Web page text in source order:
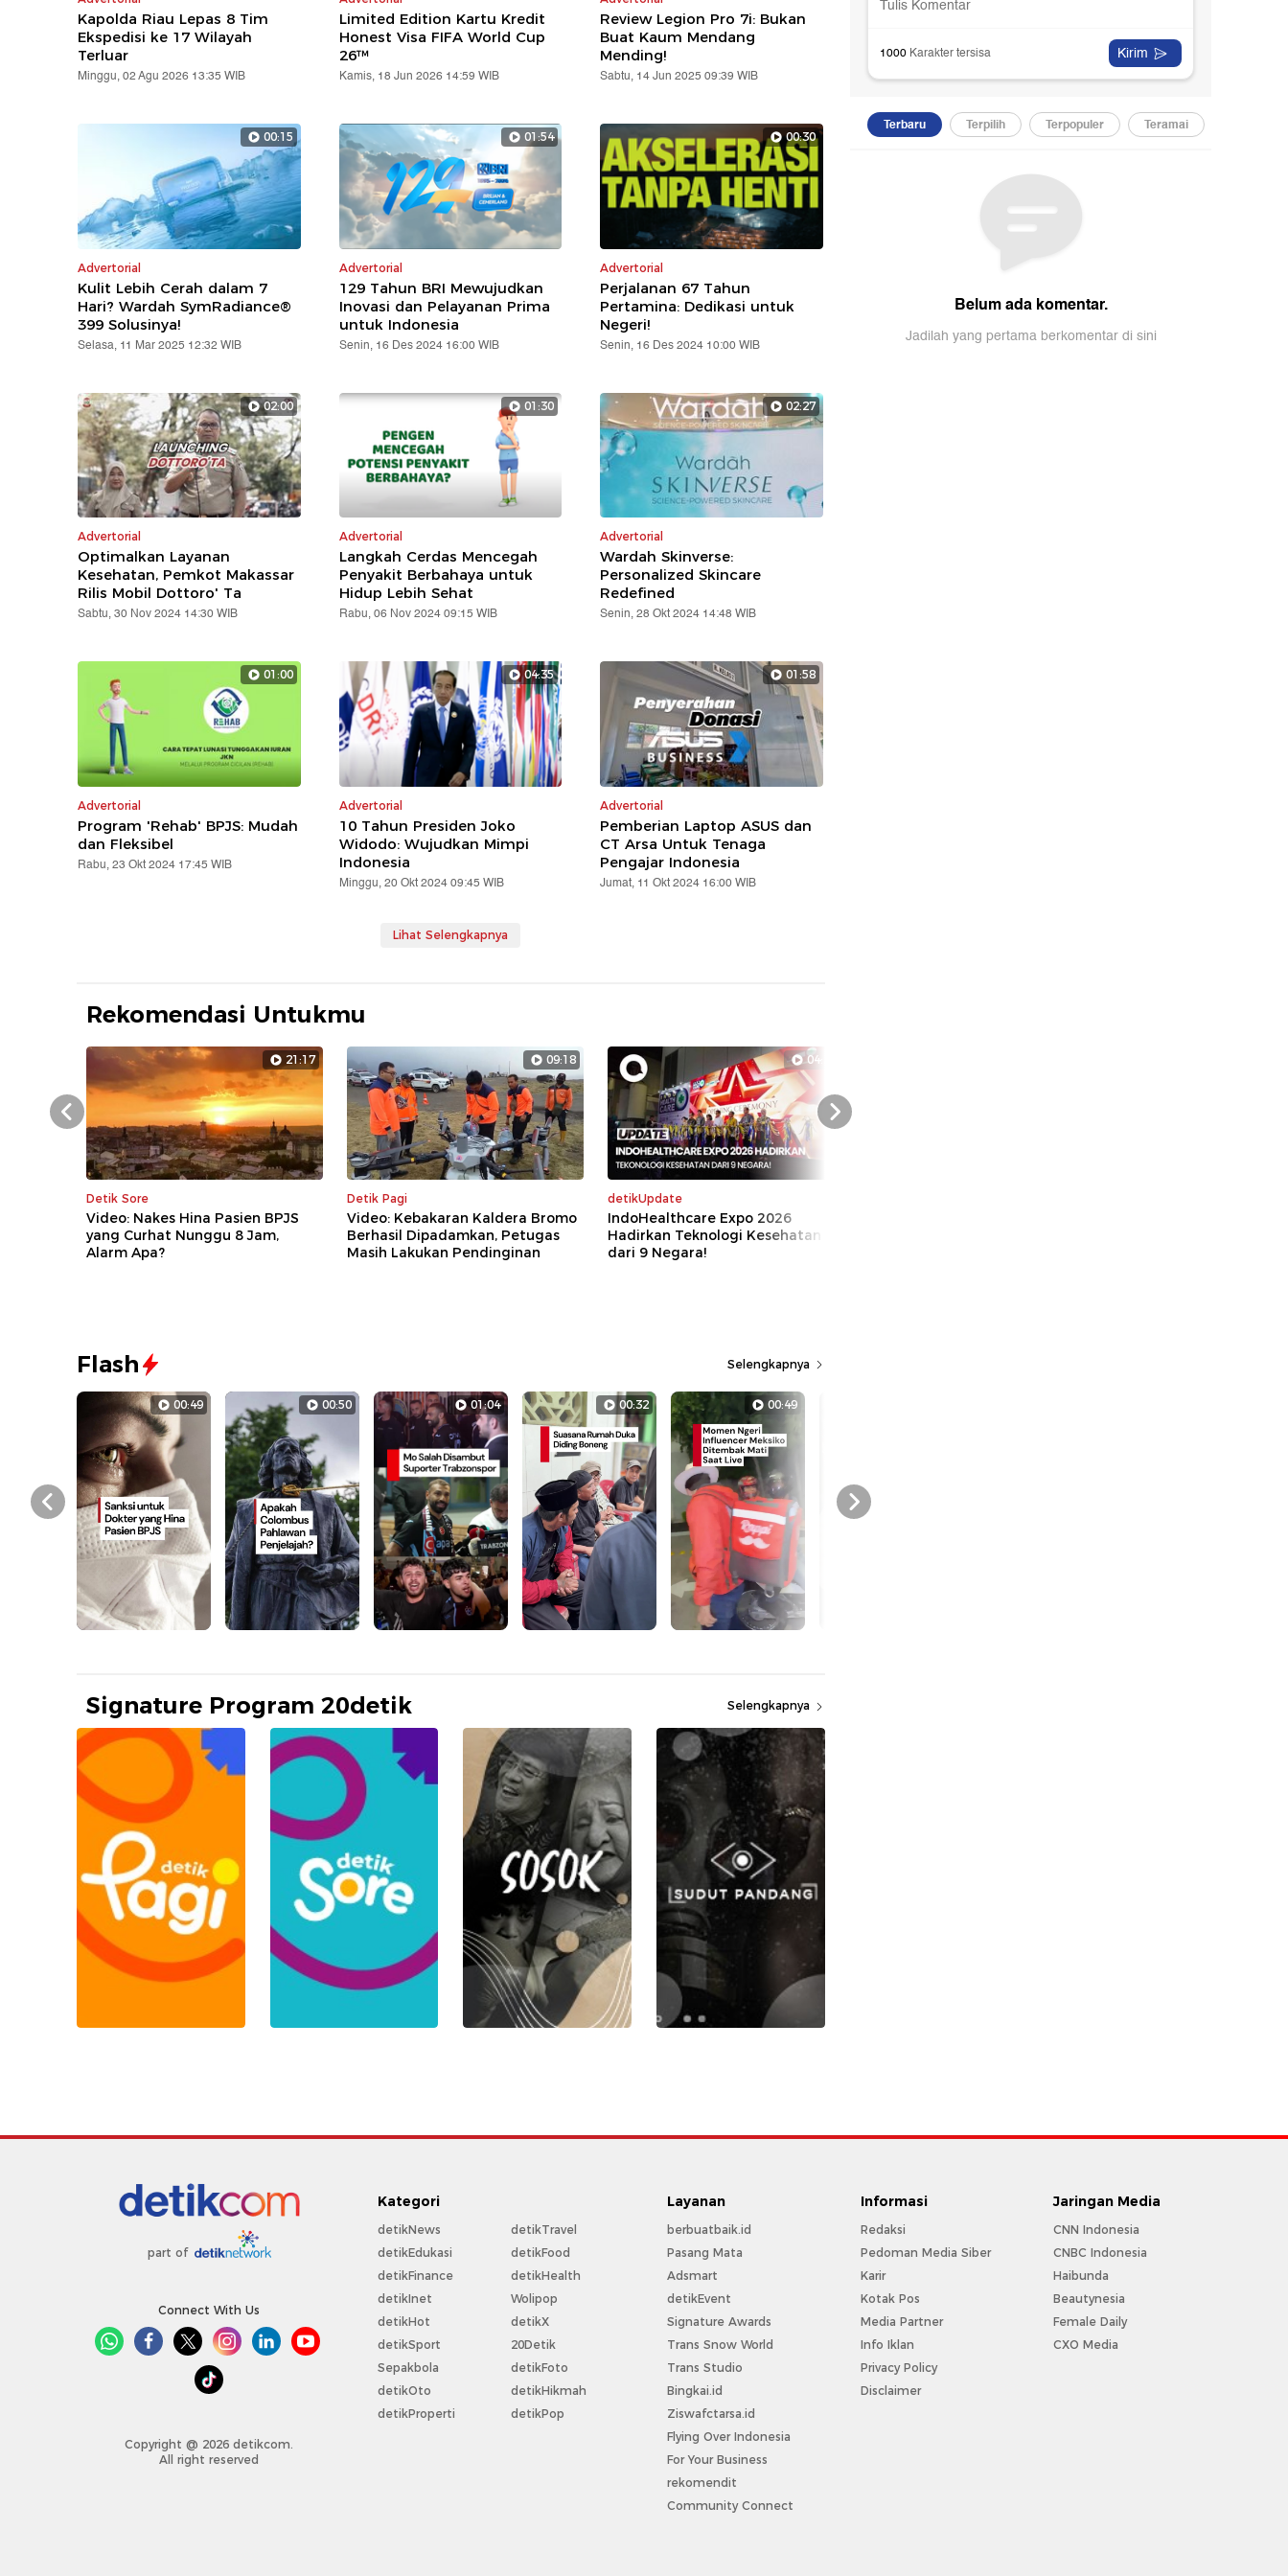
Kapolda Riau Lepas 8 Tim
Ekspedisi ke 17 Wilayah
Terluar
Minggu, 02 Agu 2026 13:35 WIB
Limited Edition Kartu Kredit
Honest Visa FIFA World Cup
26™️
Kamis, 18 Jun 2026 14:59 WIB
Review Legion Pro 7i: Bukan
Buat Kaum Mendang
Mending!
Sabtu, 14 Jun 2025 09:39 WIB
00:15
Advertorial
Kulit Lebih Cerah dalam 7
Hari? Wardah SymRadiance®
399 Solusinya!
Selasa, 11 Mar 2025 12:32 WIB
01:54
Advertorial
129 Tahun BRI Mewujudkan
Inovasi dan Pelayanan Prima
untuk Indonesia
Senin, 16 Des 2024 16:00 WIB
00:30
Advertorial
Perjalanan 67 Tahun
Pertamina: Dedikasi untuk
Negeri!
Senin, 16 Des 2024 10:00 WIB
02:00
Advertorial
Optimalkan Layanan
Kesehatan, Pemkot Makassar
Rilis Mobil Dottoro' Ta
Sabtu, 30 Nov 2024 14:30 WIB
01:30
Advertorial
Langkah Cerdas Mencegah
Penyakit Berbahaya untuk
Hidup Lebih Sehat
Rabu, 06 Nov 2024 09:15 WIB
02:27
Advertorial
Wardah Skinverse:
Personalized Skincare
Redefined
Senin, 28 Okt 2024 14:48 WIB
01:00
Advertorial
Program 'Rehab' BPJS: Mudah
dan Fleksibel
Rabu, 23 Okt 2024 17:45 WIB
04:35
Advertorial
10 Tahun Presiden Joko
Widodo: Wujudkan Mimpi
Indonesia
Minggu, 20 Okt 2024 09:45 WIB
01:58
Advertorial
Pemberian Laptop ASUS dan
CT Arsa Untuk Tenaga
Pengajar Indonesia
Jumat, 11 Okt 2024 16:00 WIB
Lihat Selengkapnya
Rekomendasi Untukmu
21:17
Detik Sore
Video: Nakes Hina Pasien BPJS
yang Curhat Nunggu 8 Jam,
Alarm Apa?
09:18
Detik Pagi
Video: Kebakaran Kaldera Bromo
Berhasil Dipadamkan, Petugas
Masih Lakukan Pendinginan
04:39
detikUpdate
IndoHealthcare Expo 2026
Hadirkan Teknologi Kesehatan
dari 9 Negara!
Prev Next
Flash Selengkapnya
00:49 00:50 01:04 00:32 00:49
Prev Next
Signature Program 20detik Selengkapnya
part of
Connect With Us
Copyright @ 2026 detikcom.
All right reserved
Kategori
detikNews
detikEdukasi
detikFinance
detikInet
detikHot
detikSport
Sepakbola
detikOto
detikProperti
detikTravel
detikFood
detikHealth
Wolipop
detikX
20Detik
detikFoto
detikHikmah
detikPop
Layanan
berbuatbaik.id
Pasang Mata
Adsmart
detikEvent
Signature Awards
Trans Snow World
Trans Studio
Bingkai.id
Ziswafctarsa.id
Flying Over Indonesia
For Your Business
rekomendit
Community Connect
Informasi
Redaksi
Pedoman Media Siber
Karir
Kotak Pos
Media Partner
Info Iklan
Privacy Policy
Disclaimer
Jaringan Media
CNN Indonesia
CNBC Indonesia
Haibunda
Beautynesia
Female Daily
CXO Media